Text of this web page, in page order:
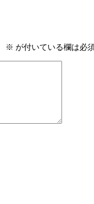
※ が付いている欄は必